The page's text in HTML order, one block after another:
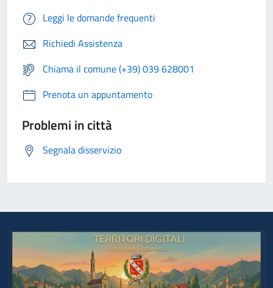
Leggi le domande frequenti
Richiedi Assistenza
Chiama il comune (+39) 039 628001
Prenota un appuntamento
Problemi in città
Segnala disservizio